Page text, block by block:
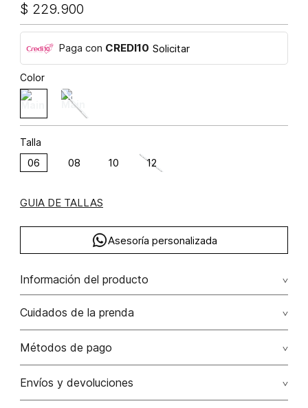
$ 229.900
Paga con CREDI10 Solicitar
Color
Talla
06 08 10 12
GUIA DE TALLAS
Asesoría personalizada
Información del producto
Short tiro alto algodón 97% elastano 3%
Cuidados de la prenda
Lavar a mano por separado / no dejar en remojo / no
No usar lejia
Métodos de pago
Tarjetas de crédito: Visa, Dinners, Master Card y American
Envíos y devoluciones